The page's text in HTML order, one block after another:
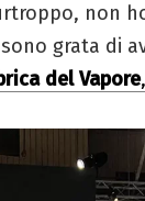
non
grata di
del Vapore,